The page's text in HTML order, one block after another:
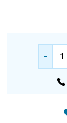
-